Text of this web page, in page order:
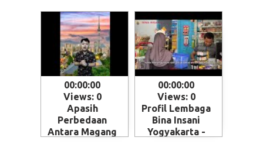
00:00:00
Views: 0
Apasih
Perbedaan
Antara Magang
00:00:00
Views: 0
Profil Lembaga
Bina Insani
Yogyakarta -